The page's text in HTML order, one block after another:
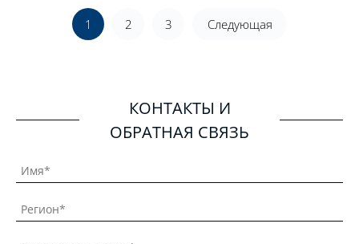
1 2 3 Следующая
КОНТАКТЫ И
ОБРАТНАЯ СВЯЗЬ